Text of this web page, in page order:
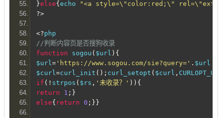
}else{ echo
"<a style=\"color:red;\"
?>
<?php
//判断内容页是否搜狗收录
function sogou ( $url ){
$url= 'https://www.sogou.com/sie?query=' . $url
$curl=curl_init (); curl_setopt ( $curl , CURLOPT_URL
if (! strpos ( $rs , '未收录？' )){
return
1 ;}
else{ return 0 ;}}